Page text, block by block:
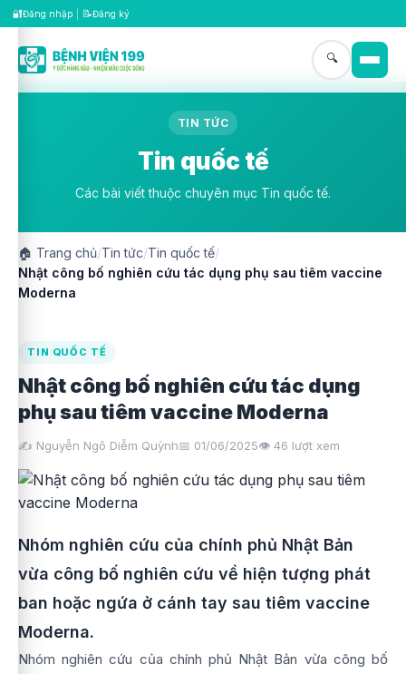
🔐Đăng nhập 📝Đăng ký
🔍
TIN TỨC
Tin quốc tế
Các bài viết thuộc chuyên mục Tin quốc tế.
🏠 Trang chủ/Tin tức/Tin quốc tế/
Nhật công bố nghiên cứu tác dụng phụ sau tiêm vaccine
Moderna
TIN QUỐC TẾ
Nhật công bố nghiên cứu tác dụng
phụ sau tiêm vaccine Moderna
✍️ Nguyễn Ngô Diễm Quỳnh📅 01/06/2025👁️ 46 lượt xem
Nhóm nghiên cứu của chính phủ Nhật Bản
vừa công bố nghiên cứu về hiện tượng phát
ban hoặc ngứa ở cánh tay sau tiêm vaccine
Moderna.
Nhóm nghiên cứu của chính phủ Nhật Bản vừa công bố